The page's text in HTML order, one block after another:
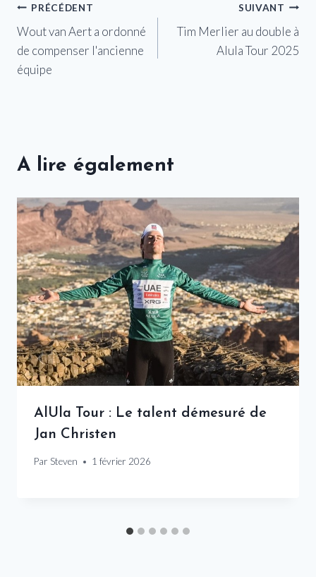
Navigation
de
l’article
PRÉCÉDENT
Wout van Aert a ordonné
de compenser l'ancienne
équipe
SUIVANT
Tim Merlier au double à
Alula Tour 2025
A lire également
AlUla Tour : Le talent démesuré de
Jan Christen
Par Steven 1 février 2026